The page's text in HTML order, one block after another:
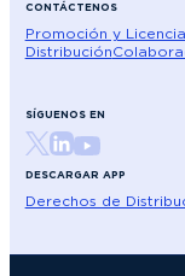
CONTÁCTENOS
Promoción y
Distribución
SÍGUENOS EN
DESCARGAR APP
Derechos de